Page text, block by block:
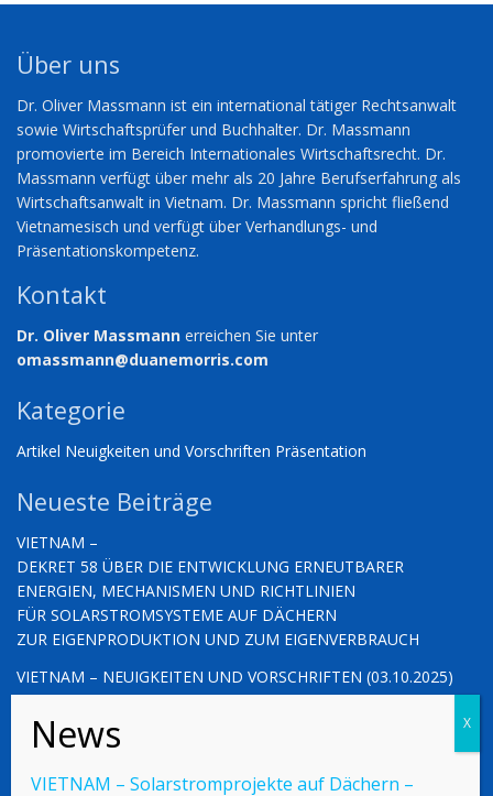
Über uns
Dr. Oliver Massmann ist ein international tätiger Rechtsanwalt
sowie Wirtschaftsprüfer und Buchhalter. Dr. Massmann
promovierte im Bereich Internationales Wirtschaftsrecht. Dr.
Massmann verfügt über mehr als 20 Jahre Berufserfahrung als
Wirtschaftsanwalt in Vietnam. Dr. Massmann spricht fließend
Vietnamesisch und verfügt über Verhandlungs- und
Präsentationskompetenz.
Kontakt
Dr. Oliver Massmann erreichen Sie unter
omassmann@duanemorris.com
Kategorie
Artikel Neuigkeiten und Vorschriften Präsentation
Neueste Beiträge
VIETNAM –
DEKRET 58 ÜBER DIE ENTWICKLUNG ERNEUTBARER
ENERGIEN, MECHANISMEN UND RICHTLINIEN
FÜR SOLARSTROMSYSTEME AUF DÄCHERN
ZUR EIGENPRODUKTION UND ZUM EIGENVERBRAUCH
VIETNAM – NEUIGKEITEN UND VORSCHRIFTEN (03.10.2025)
VIETNAM – Solarstromprojekte auf Dächern –